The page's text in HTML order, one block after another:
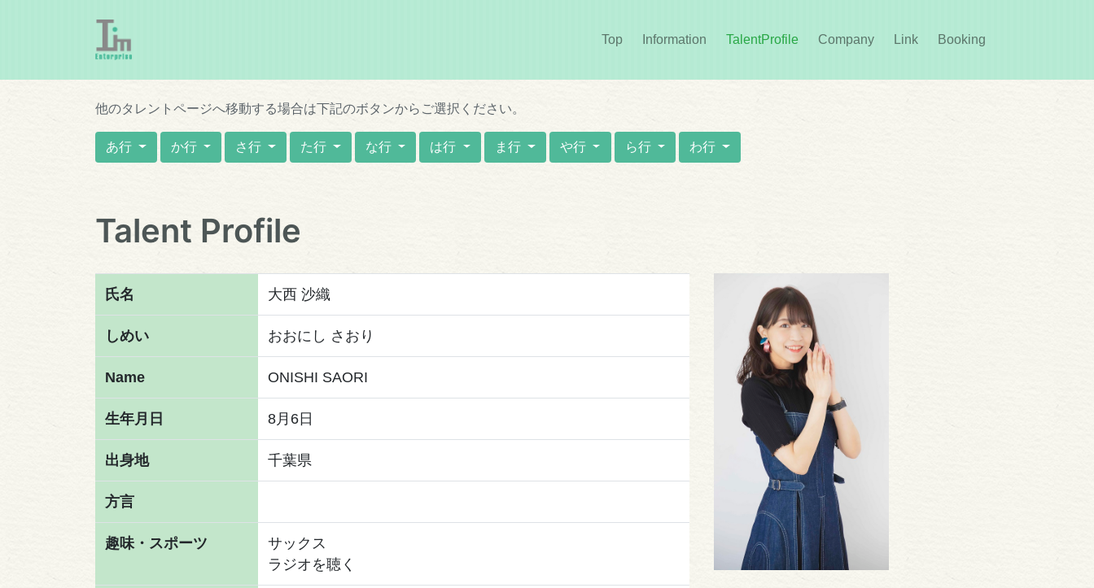
Top Information (current)
TalentProfile Company Link Booking
他のタレントページへ移動する場合は下記のボタンからご選択ください。
あ行 か行 さ行 た行 な行 は行 ま行 や行 ら行 わ行
Talent Profile
氏名 大西 沙織
しめい おおにし さおり
Name ONISHI SAORI
生年月日 8月6日
出身地 千葉県
方言
趣味・スポーツ
サックス
ラジオを聴く